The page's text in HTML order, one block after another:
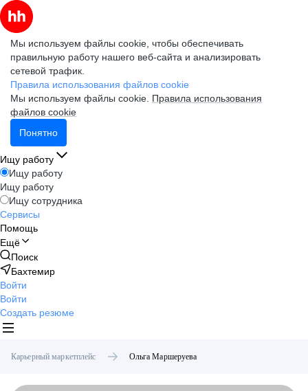
Мы используем файлы cookie, чтобы обеспечивать
правильную работу нашего веб-сайта и анализировать
сетевой трафик.
Правила использования файлов cookie
Мы используем файлы cookie. Правила использования
файлов cookie
Понятно
Ищу работу
Ищу работу
Ищу работу
Ищу сотрудника
Сервисы
Помощь
Ещё
Поиск
Бахтемир
Войти
Войти
Создать резюме
Карьерный маркетплейс Ольга Маршеруева